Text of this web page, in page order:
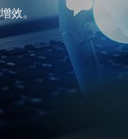
效。